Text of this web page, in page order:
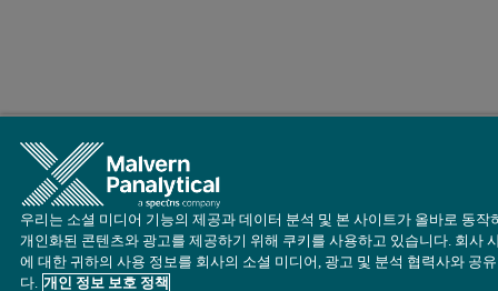
우리는 소셜 미디어 기능의 제공과 데이터 분석 및 본 사이트가 올바로 동작
개인화된 콘텐츠와 광고를 제공하기 위해 쿠키를 사용하고 있습니다. 회사
에 대한 귀하의 사용 정보를 회사의 소셜 미디어, 광고 및 분석 협력사와 공
다. 개인 정보 보호 정책